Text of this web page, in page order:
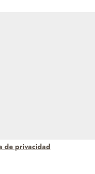
de privacidad